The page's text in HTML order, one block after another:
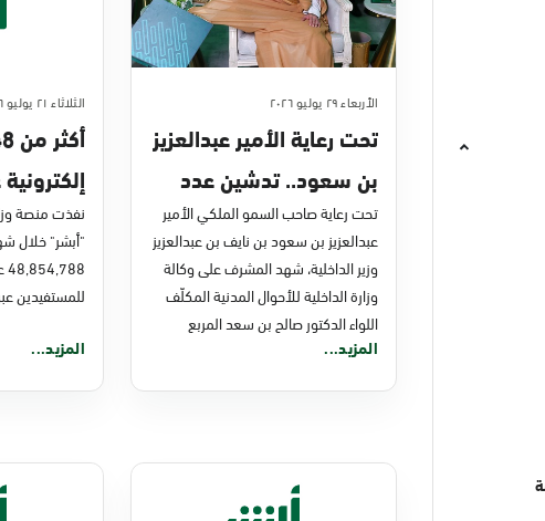
الأربعاء ٢٩ يوليو ٢٠٢٦
تحت رعاية الأمير عبدالعزيز
بن سعود.. تدشين عدد
من مشاريع التحول
الرقمي والخدمات
الإلكترونية للأحوال
المدنية
تحت رعاية صاحب السمو الملكي الأمير
عبدالعزيز بن سعود بن نايف بن عبدالعزيز
وزير الداخلية، شهد المشرف على وكالة
وزارة الداخلية للأحوال المدنية المكلّف
اللواء الدكتور صالح بن سعد المربع
المزيد...
الثلاثاء ٢١ يوليو ٢٠٢٦
في يونيو 2026م
نفذت منصة
"أبشر" خلال
للمستفيدين
المزيد...